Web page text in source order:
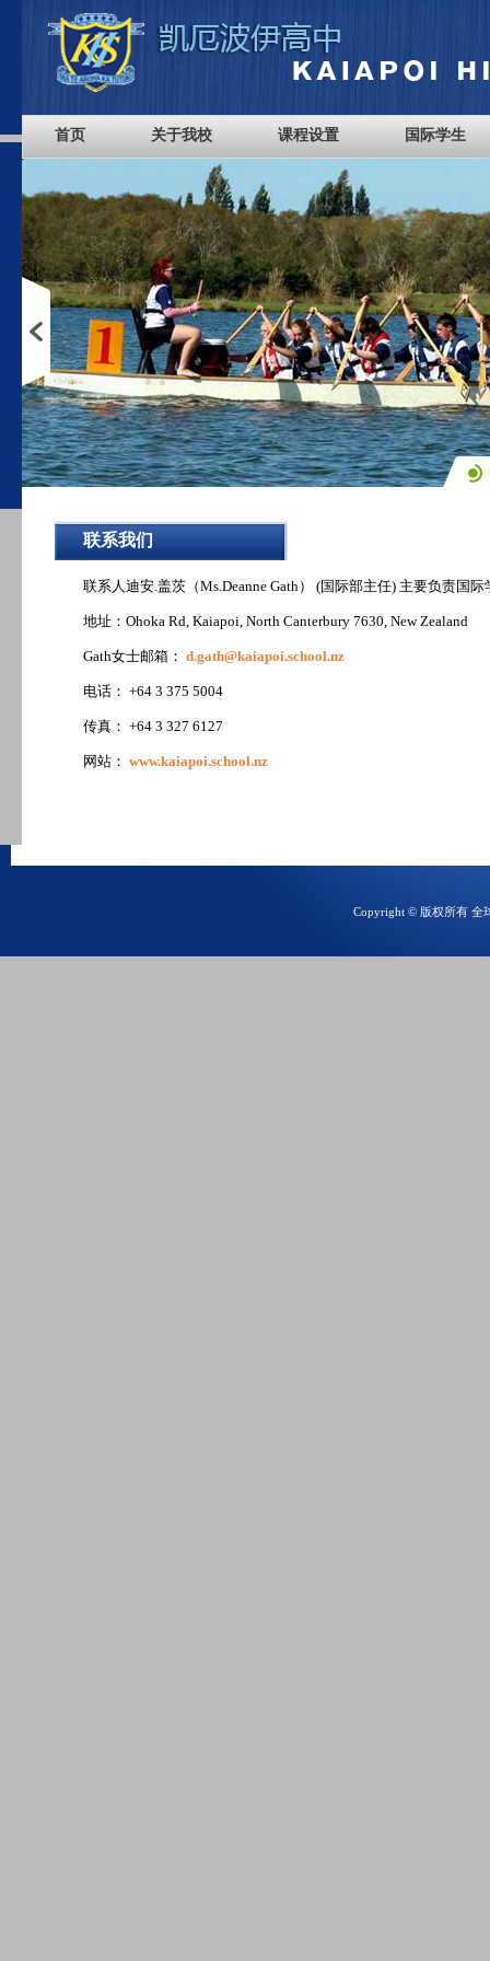
首页 关于我校 课程设置 国际学生
联系我们
联系人迪安.盖茨（Ms.Deanne Gath） (国际部主任) 主要负责国际
地址：Ohoka Rd, Kaiapoi, North Canterbury 7630, New Zealand
Gath女士邮箱： d.gath@kaiapoi.school.nz
电话： +64 3 375 5004
传真： +64 3 327 6127
网站： www.kaiapoi.school.nz
Copyright © 版权所有 全